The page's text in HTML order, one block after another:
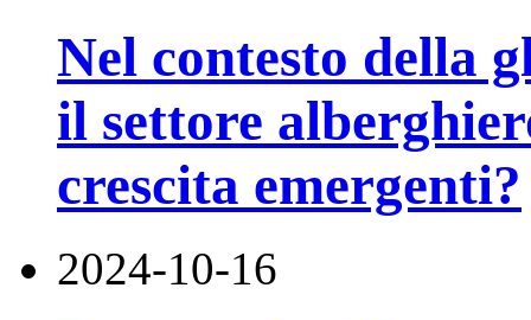
Nel contesto della
il settore
crescita emergenti?
2024-10-16